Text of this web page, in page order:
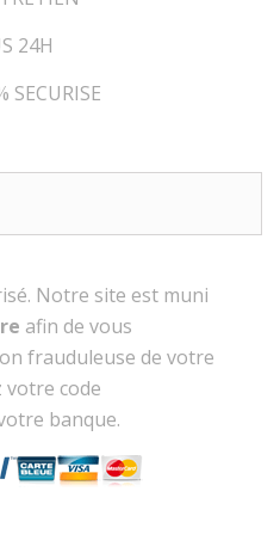
24H
SECURISE
Notre site est muni
afin de vous
frauduleuse de votre
votre code
banque.